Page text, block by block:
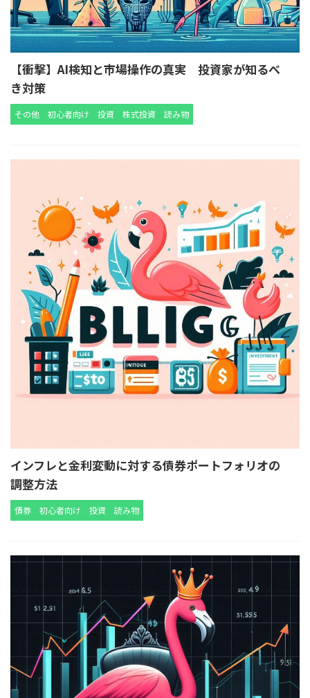
【衝撃】AI検知と市場操作の真実 投資家が知るべ
き対策
その他 初心者向け 投資 株式投資 読み物
インフレと金利変動に対する債券ポートフォリオの
調整方法
債券 初心者向け 投資 読み物